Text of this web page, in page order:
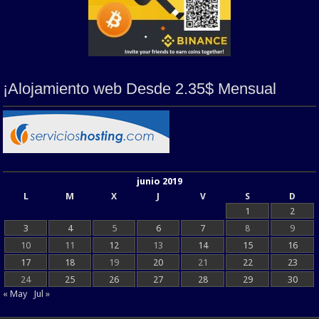
¡Alojamiento web Desde 2.35$ Mensual
junio 2019
L
M X J V S
D
1
2
3
4 5 6 7 8
9
10
11 12 13 14 15
16
17
18 19 20 21 22
23
24
25 26 27 28 29
30
« May
Jul »